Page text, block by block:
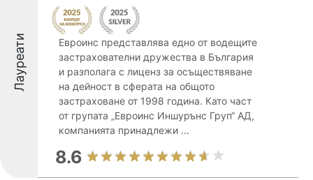
Лауреати
Евроинс представлява едно от водещите
застрахователни дружества в България
и разполага с лиценз за осъществяване
на дейност в сферата на общото
застраховане от 1998 година. Като част
от групата „Евроинс Иншурънс Груп“ АД,
компанията принадлежи ...
8.6